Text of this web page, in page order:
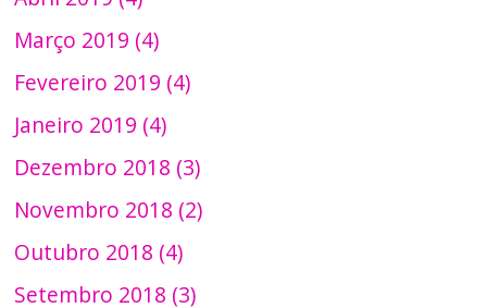
Março 2019 (4)
Fevereiro 2019 (4)
Janeiro 2019 (4)
Dezembro 2018 (3)
Novembro 2018 (2)
Outubro 2018 (4)
Setembro 2018 (3)